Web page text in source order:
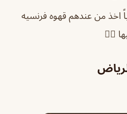
اخذ من عندهم قهوه فرنسيه
👍🏻